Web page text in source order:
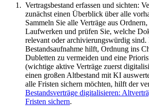
Vertragsbestand erfassen und sichten:
zunächst einen Überblick über alle
Sammeln Sie alle Verträge aus
Laufwerken und prüfen Sie, welche
relevant oder archivierungswürdig sind.
Bestandsaufnahme hilft, Ordnung ins
Dubletten zu vermeiden und eine
(wichtige aktive Verträge zuerst
einen großen Altbestand mit KI
alle Fristen sichern möchten, hilft der
Bestandsverträge digitalisieren:
Fristen sichern.